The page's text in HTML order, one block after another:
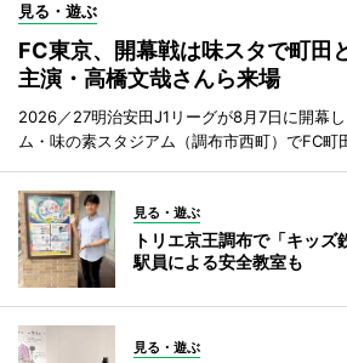
見る・遊ぶ
FC東京、開幕戦は味スタで町
主演・高橋文哉さんら来場
2026／27明治安田J1リーグが8月7日に開幕
ム・味の素スタジアム（調布市西町）でFC町
見る・遊ぶ
トリエ京王調布で「キッ
駅員による安全教室も
見る・遊ぶ